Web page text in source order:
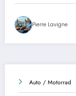
Pierre Lavigne
Auto / Motorrad